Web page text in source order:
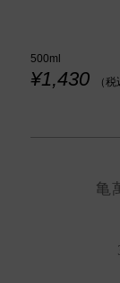
500ml
¥1,430 （税
亀